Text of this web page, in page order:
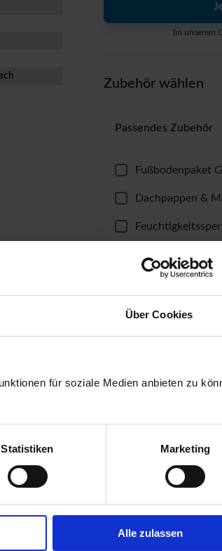
Über Cookies
für soziale Medien anbieten zu
Statistiken Marketing
Alle zulassen
(in unserem
Zubehör wählen
Passendes Zubehör
Fußbodenpaket
Dachpappen &
Ungeziefer- &
Windsicherung
Fundament-
Imprägnierung
Farbanstrich